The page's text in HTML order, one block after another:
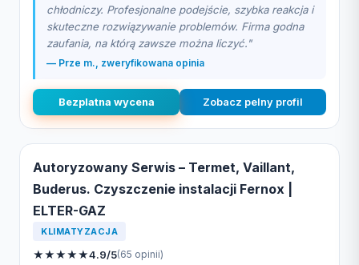
chłodniczy. Profesjonalne podejście, szybka reakcja i
skuteczne rozwiązywanie problemów. Firma godna
zaufania, na którą zawsze można liczyć."
— Prze m., zweryfikowana opinia
Bezplatna wycena Zobacz pelny profil
Autoryzowany Serwis – Termet, Vaillant,
Buderus. Czyszczenie instalacji Fernox |
ELTER-GAZ
KLIMATYZACJA
★★★★★4.9/5(65 opinii)